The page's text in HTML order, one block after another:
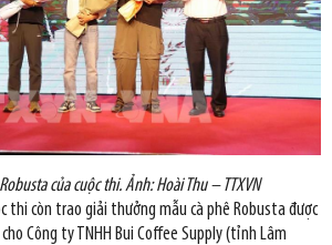
của cuộc thi. Ảnh: Hoài Thu – TTXVN
thi còn trao giải thưởng mẫu cà phê Robusta được
Công ty TNHH Bui Coffee Supply (tỉnh Lâm